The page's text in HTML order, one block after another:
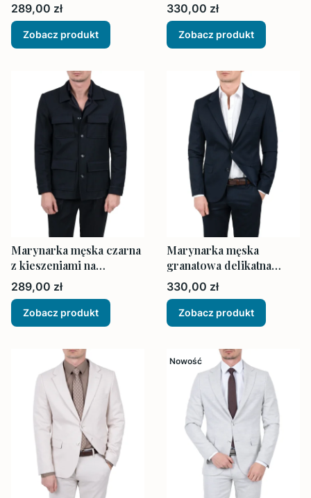
Cena
289,00 zł
Zobacz produkt
Cena
330,00 zł
Zobacz produkt
Marynarka męska czarna
z kieszeniami na
zewnątrz
Cena
289,00 zł
Zobacz produkt
Marynarka męska
granatowa delikatna
struktura
Cena
330,00 zł
Zobacz produkt
Nowość